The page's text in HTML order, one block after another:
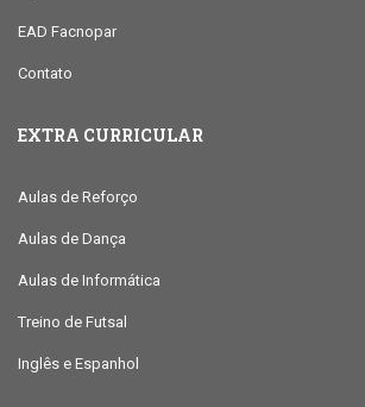
EAD Facnopar
Contato
EXTRA CURRICULAR
Aulas de Reforço
Aulas de Dança
Aulas de Informática
Treino de Futsal
Inglês e Espanhol